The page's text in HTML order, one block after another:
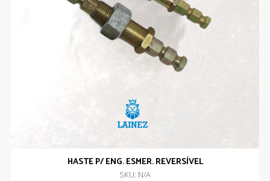
HASTE P/ ENG. ESMER. REVERSÍVEL
SKU: N/A